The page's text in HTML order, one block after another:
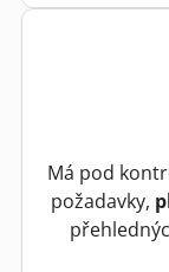
Má pod
požadavky,